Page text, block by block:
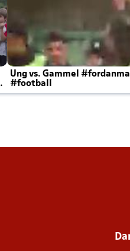
Ung vs. Gammel
#football